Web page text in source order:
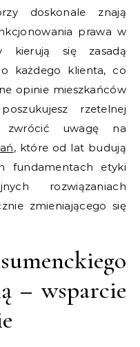
doskonale znają
prawa w
kierują się zasadą
każdego klienta, co
opinie mieszkańców
rzetelnej
zwrócić uwagę na
, które od lat budują
fundamentach etyki
rozwiązaniach
zmieniającego się
– wsparcie